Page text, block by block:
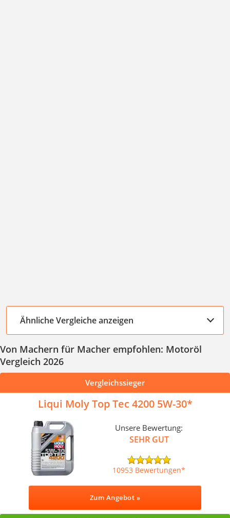
Ähnliche Vergleiche anzeigen
Von Machern für Macher empfohlen: Motoröl
Vergleich 2026
Vergleichssieger
Liqui Moly Top Tec 4200 5W-30
Unsere Bewertung:
SEHR GUT
10953 Bewertungen
Zum Angebot »